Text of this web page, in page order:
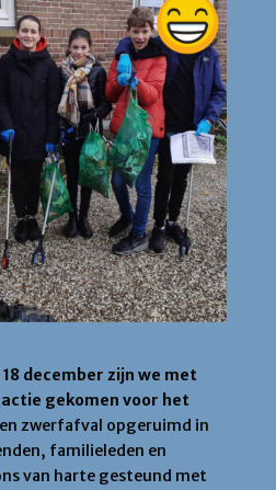
december zijn we met
gekomen voor het
zwerfafval opgeruimd in
familieleden en
van harte gesteund met